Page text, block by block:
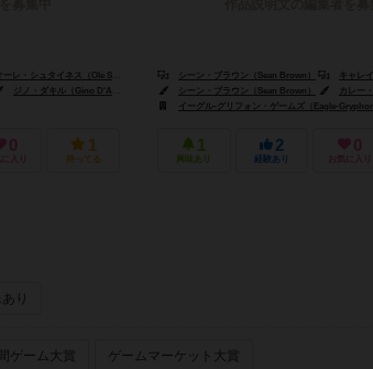
ーレ・シュタイネス（Ole Steiness）
ジノ・ダキル（Gino D'Achille）
0
に入り
1
持ってる
シーン・ブラウン（Sean Brown） キャレイ
シーン・ブラウン（Sean Brown）
カレー・
イーグル-グリフォン・ゲームズ（Eagle-Gryphon
1
興味あり
2
経験あり
0
お気に入り
り
ゲーム大賞 ゲームマーケット大賞